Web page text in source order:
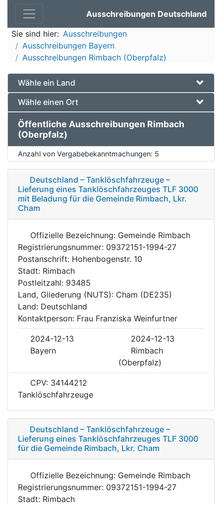
Ausschreibungen Deutschland
Sie sind hier: Ausschreibungen
Ausschreibungen Bayern
Ausschreibungen Rimbach (Oberpfalz)
Wähle ein Land
Wähle einen Ort
Öffentliche Ausschreibungen Rimbach
(Oberpfalz)
Anzahl von Vergabebekanntmachungen: 5
Deutschland – Tanklöschfahrzeuge –
Lieferung eines Tanklöschfahrzeuges TLF 3000
mit Beladung für die Gemeinde Rimbach, Lkr.
Cham
Offizielle Bezeichnung: Gemeinde Rimbach
Registrierungsnummer: 09372151-1994-27
Postanschrift: Hohenbogenstr. 10
Stadt: Rimbach
Postleitzahl: 93485
Land, Gliederung (NUTS): Cham (DE235)
Land: Deutschland
Kontaktperson: Frau Franziska Weinfurtner
2024-12-13
2024-12-13
Bayern
Rimbach
(Oberpfalz)
CPV: 34144212
Tanklöschfahrzeuge
Deutschland – Tanklöschfahrzeuge –
Lieferung eines Tanklöschfahrzeuges TLF 3000
für die Gemeinde Rimbach, Lkr. Cham
Offizielle Bezeichnung: Gemeinde Rimbach
Registrierungsnummer: 09372151-1994-27
Stadt: Rimbach